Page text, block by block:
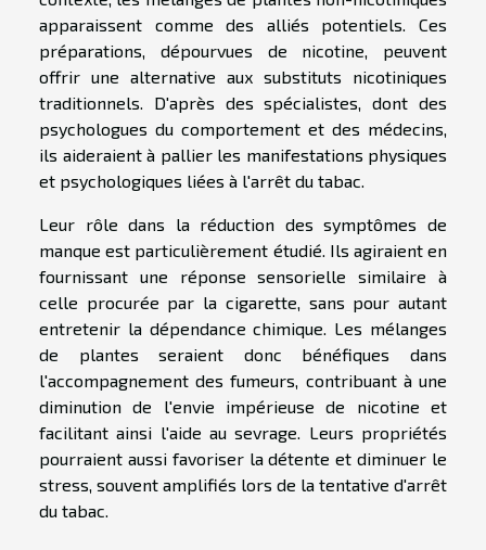
apparaissent comme des alliés potentiels. Ces
préparations, dépourvues de nicotine, peuvent
offrir une alternative aux substituts nicotiniques
traditionnels. D'après des spécialistes, dont des
psychologues du comportement et des médecins,
ils aideraient à pallier les manifestations physiques
et psychologiques liées à l'arrêt du tabac.
Leur rôle dans la réduction des symptômes de
manque est particulièrement étudié. Ils agiraient en
fournissant une réponse sensorielle similaire à
celle procurée par la cigarette, sans pour autant
entretenir la dépendance chimique. Les mélanges
de plantes seraient donc bénéfiques dans
l'accompagnement des fumeurs, contribuant à une
diminution de l'envie impérieuse de nicotine et
facilitant ainsi l'aide au sevrage. Leurs propriétés
pourraient aussi favoriser la détente et diminuer le
stress, souvent amplifiés lors de la tentative d'arrêt
du tabac.